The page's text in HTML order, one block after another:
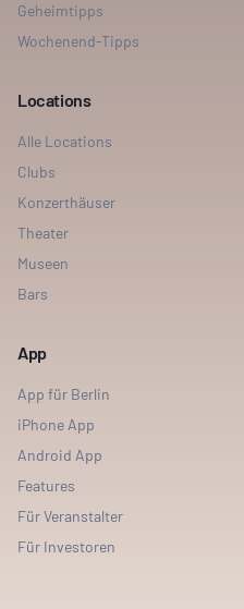
Geheimtipps
Wochenend-Tipps
Locations
Alle Locations
Clubs
Konzerthäuser
Theater
Museen
Bars
App
App für Berlin
iPhone App
Android App
Features
Für Veranstalter
Für Investoren